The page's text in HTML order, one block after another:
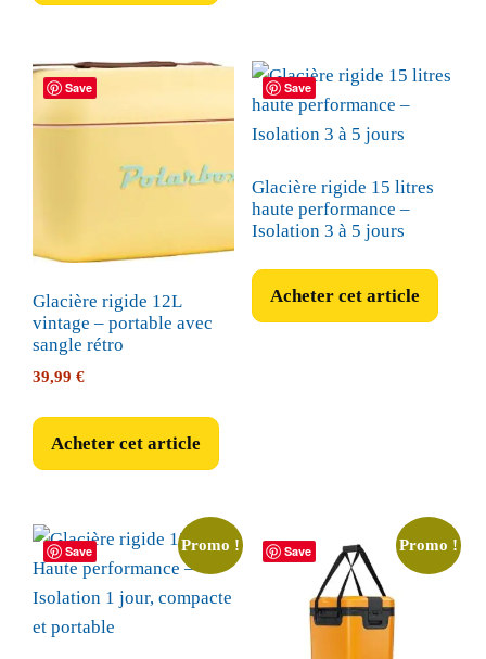
Save
Glacière rigide 12L
vintage – portable avec
sangle rétro
39,99 €
Acheter cet article
Save
Glacière rigide 15 litres
haute performance –
Isolation 3 à 5 jours
Acheter cet article
Save Promo ! Save Promo !